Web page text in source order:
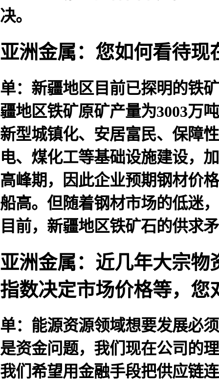
决。
亚洲金属：您如何看待现
单：新疆地区目前已探明的铁
疆地区铁矿原矿产量为3003万
新型城镇化、安居富民、保障
电、煤化工等基础设施建设，
高峰期，因此企业预期钢材价
船高。但随着钢材市场的低迷
目前，新疆地区铁矿石的供求
亚洲金属：近几年大宗物
指数决定市场价格等，您
单：能源资源领域想要发展必
是资金问题，我们现在公司的
我们希望用金融手段把供应链